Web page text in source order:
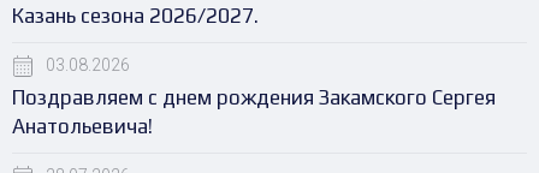
Казань сезона 2026/2027.
03.08.2026
Поздравляем с днем рождения Закамского Сергея
Анатольевича!